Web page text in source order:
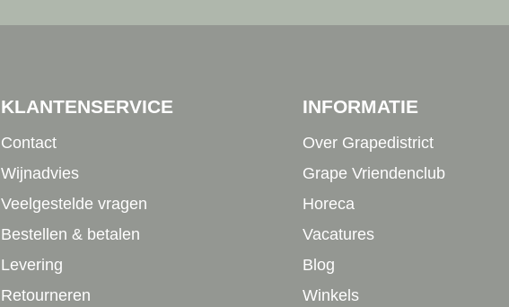
KLANTENSERVICE
Contact
Wijnadvies
Veelgestelde vragen
Bestellen & betalen
Levering
Retourneren
INFORMATIE
Over Grapedistrict
Grape Vriendenclub
Horeca
Vacatures
Blog
Winkels